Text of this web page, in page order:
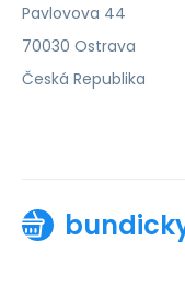
Pavlovova 44
70030 Ostrava
Česká Republika